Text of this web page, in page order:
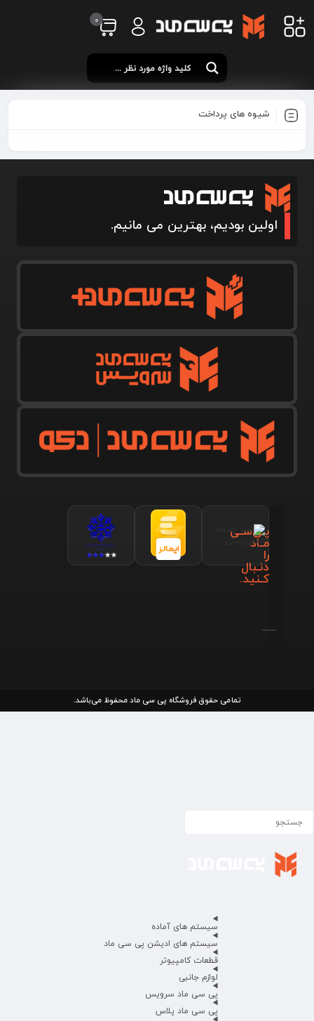
0
شیوه های پرداخت
اولین بودیم، بهترین می مانیم.
پـی‌سـی
مـاد
را
دنـبال
کـنید.
تمامی حقوق فروشگاه پی سی ماد محفوظ می‌باشد.
سیستم های آماده
سیستم های ادیشن پی سی ماد
قطعات کامپیوتر
لوازم جانبی
پی سی ماد سرویس
پی سی ماد پلاس